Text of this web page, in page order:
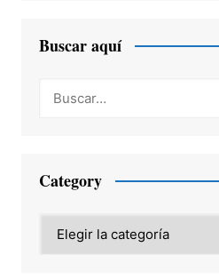
Buscar aquí
Category